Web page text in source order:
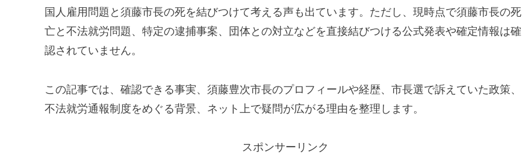
国人雇用問題と須藤市長の死を結びつけて考える声も出ています。ただし、現時点で須藤市長の死
亡と不法就労問題、特定の逮捕事案、団体との対立などを直接結びつける公式発表や確定情報は確
認されていません。
この記事では、確認できる事実、須藤豊次市長のプロフィールや経歴、市長選で訴えていた政策、
不法就労通報制度をめぐる背景、ネット上で疑問が広がる理由を整理します。
スポンサーリンク